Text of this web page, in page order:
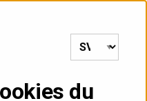
du
MENY
om Finlands kreditbetyg